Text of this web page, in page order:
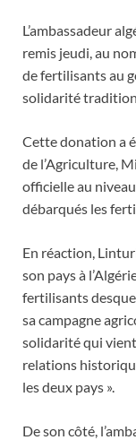
L’ambassadeur
remis jeudi, au
de fertilisants au
solidarité
Cette donation a
de l’Agriculture,
officielle au
débarqués les
En réaction,
son pays à
fertilisants
sa campagne
solidarité qui vient
relations
les deux pays ».
De son côté,